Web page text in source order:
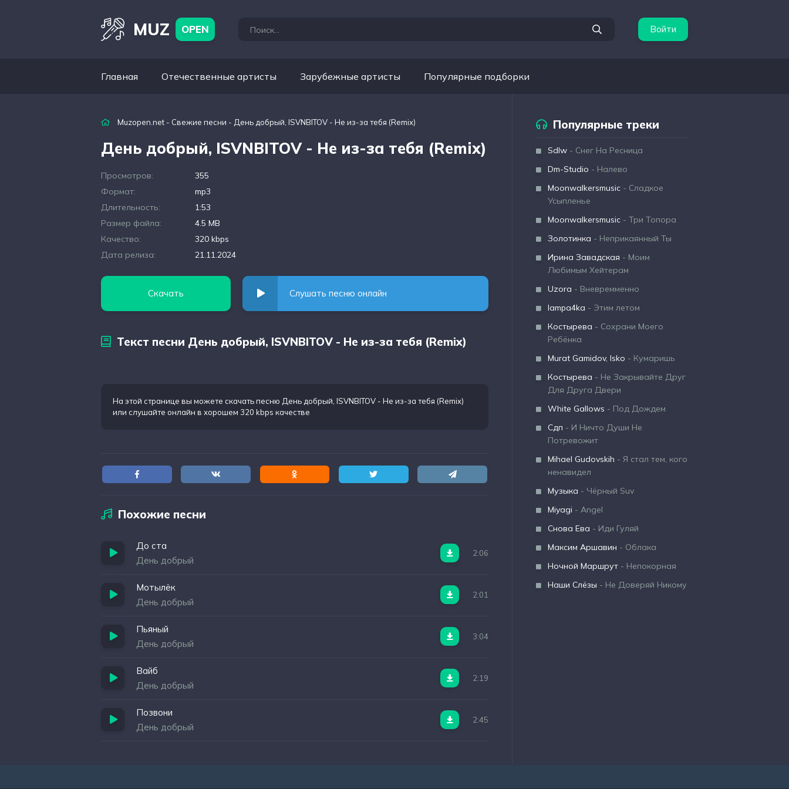
MUZ OPEN Войти
Главная Отечественные артисты Зарубежные артисты Популярные подборки
Muzopen.net - Свежие песни - День добрый, ISVNBITOV - Не из-за тебя (Remix)
День добрый, ISVNBITOV - Не из-за тебя (Remix)
Просмотров:
355
Формат:
mp3
Длительность:
1:53
Размер файла:
4.5 MB
Качество:
320 kbps
Дата релиза:
21.11.2024
Скачать Слушать песню онлайн
Текст песни День добрый, ISVNBITOV - Не из-за тебя (Remix)
На этой странице вы можете скачать песню День добрый, ISVNBITOV - Не из-за тебя (Remix)
или слушайте онлайн в хорошем 320 kbps качестве
Похожие песни
До ста
День добрый
2:06
Мотылёк
День добрый
2:01
Пьяный
День добрый
3:04
Вайб
День добрый
2:19
Позвони
День добрый
2:45
Популярные треки
Sdlw - Снег На Ресница
Dm-Studio - Налево
Moonwalkersmusic - Сладкое
Усыпленье
Moonwalkersmusic - Три Топора
Золотинка - Неприкаянный Ты
Ирина Завадская - Моим
Любимым Хейтерам
Uzora - Вневремменно
lampa4ka - Этим летом
Костырева - Сохрани Моего
Ребёнка
Murat Gamidov, Isko - Кумаришь
Костырева - Не Закрывайте Друг
Для Друга Двери
White Gallows - Под Дождем
Сдп - И Ничто Души Не
Потревожит
Mihael Gudovskih - Я стал тем, кого
ненавидел
Музыка - Чёрный Suv
Miyagi - Angel
Снова Ева - Иди Гуляй
Максим Аршавин - Облака
Ночной Маршрут - Непокорная
Наши Слёзы - Не Доверяй Никому